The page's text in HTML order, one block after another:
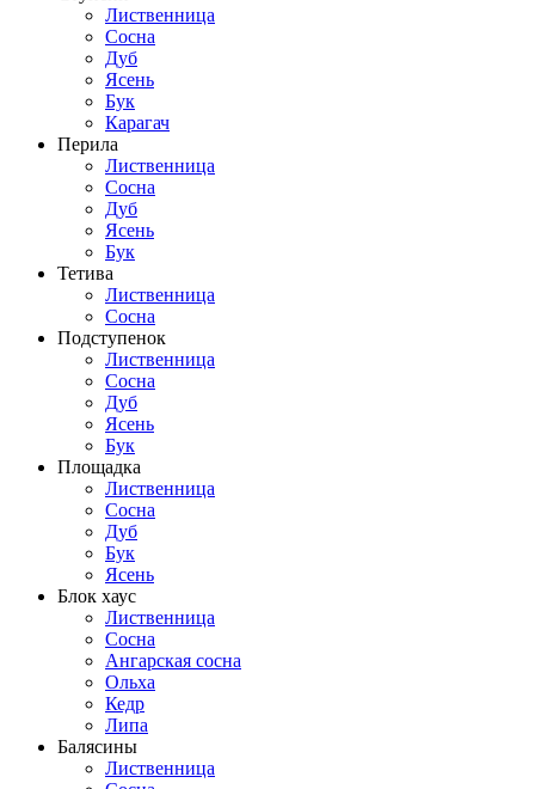
Лиственница
Сосна
Дуб
Ясень
Бук
Карагач
Перила
Лиственница
Сосна
Дуб
Ясень
Бук
Тетива
Лиственница
Сосна
Подступенок
Лиственница
Сосна
Дуб
Ясень
Бук
Площадка
Лиственница
Сосна
Дуб
Бук
Ясень
Блок хаус
Лиственница
Сосна
Ангарская сосна
Ольха
Кедр
Липа
Балясины
Лиственница